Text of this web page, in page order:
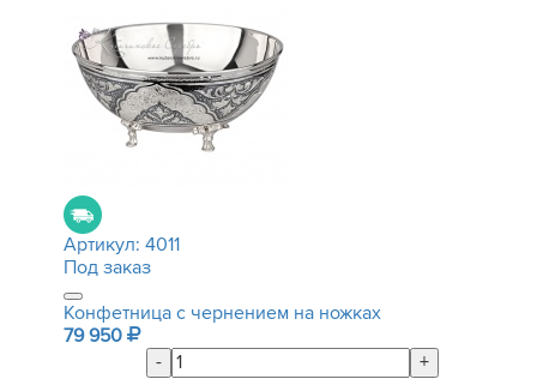
Артикул: 4011
Под заказ
Конфетница с чернением на ножках
79 950
-
+